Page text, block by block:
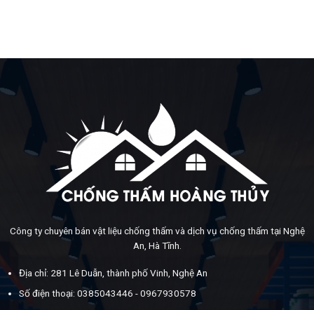
Công ty chuyên bán vật liệu chống thấm và dịch vụ chống thấm tại Nghệ
An, Hà Tĩnh.
Địa chỉ: 281 Lê Duẫn, thành phố Vinh, Nghệ An
Số điện thoại: 0385043446 - 0967930578